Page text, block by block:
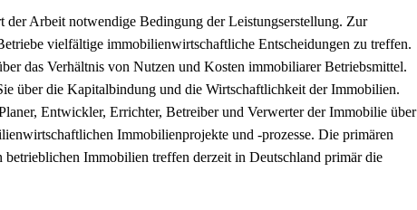
Arbeit notwendige Bedingung der Leistungserstellung. Zur
vielfältige immobilienwirtschaftliche Entscheidungen zu treffen.
das Verhältnis von Nutzen und Kosten immobiliarer Betriebsmittel.
über die Kapitalbindung und die Wirtschaftlichkeit der Immobilien.
Entwickler, Errichter, Betreiber und Verwerter der Immobilie über
Immobilienprojekte und -prozesse. Die primären
Immobilien treffen derzeit in Deutschland primär die